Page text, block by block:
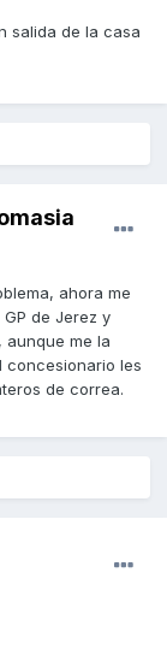
salida de la casa
ahora me
de Jerez y
me la
concesionario les
de correa.